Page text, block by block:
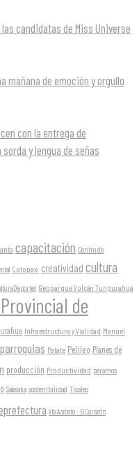
candidatas de Miss Universe
mañana de emoción y orgullo
con la entrega de
y lengua de señas
capacitación Centro de
Cotopaxi creatividad cultura
Geoparque Volcán Tungurahua
de
Infraestructura y Vialidad Manuel
parroquias Patate Pelileo Planes de
producción Productividad páramos
Salasaka sostenibilidad Tisaleo
Vía Ambato - El Corazón